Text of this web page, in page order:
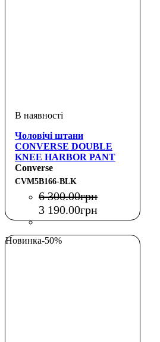
Чоловічі штани
CONVERSE DOUBLE
KNEE HARBOR PANT
Converse
CVM5B166-BLK
6 300.00грн
3 190.00грн
Новинка-50%